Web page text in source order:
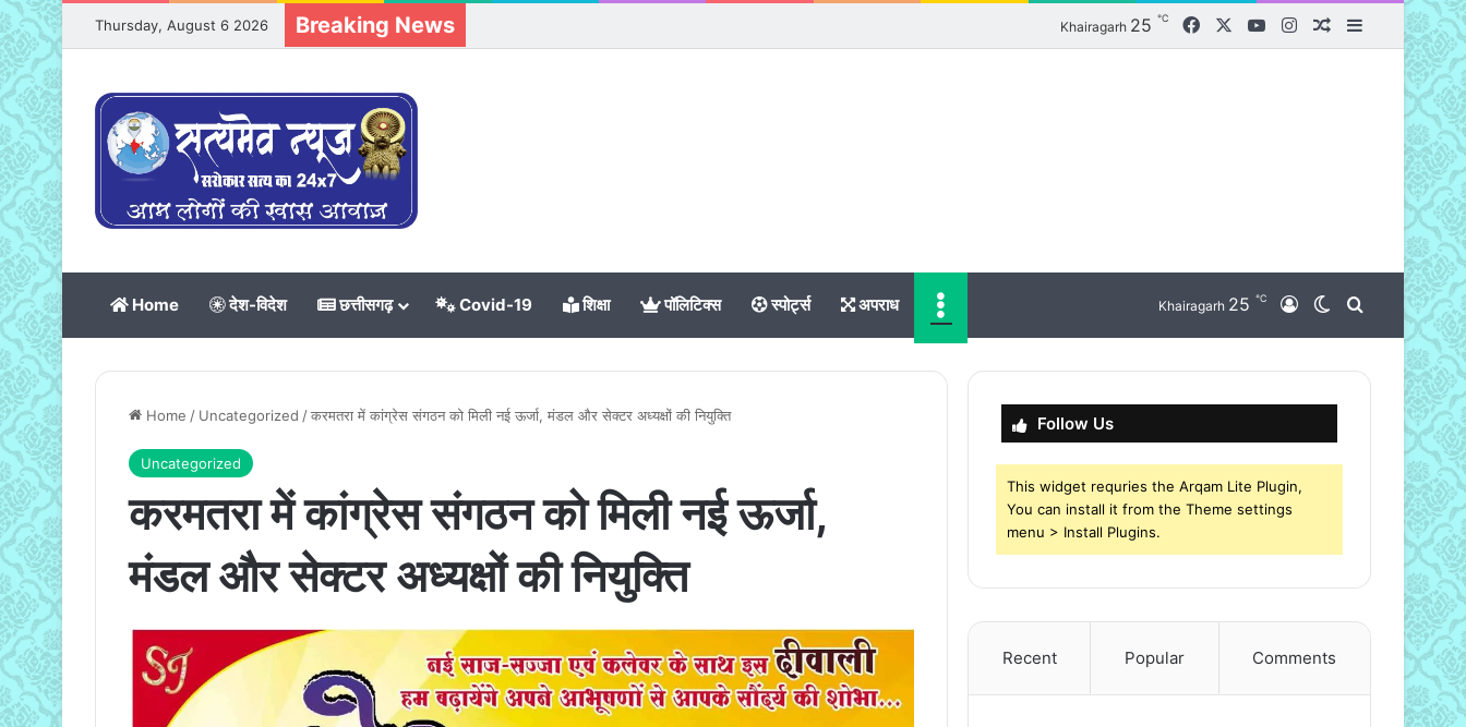
Thursday, August 6 2026 Breaking News Khairagarh 25 ℃ FacebookYouTubeInstagramRandom Article
Sidebar
Home देश-विदेश छत्तीसगढ़ Covid-19 शिक्षा पॉलिटिक्स स्पोर्ट्स अपराध Khairagarh 25 ℃ Log InSwitch skin
Search for
Home / Uncategorized /करमतरा में कांग्रेस संगठन को मिली नई ऊर्जा, मंडल और सेक्टर अध्यक्षों की नियुक्ति
Uncategorized
करमतरा में कांग्रेस संगठन को मिली नई ऊर्जा,
मंडल और सेक्टर अध्यक्षों की नियुक्ति
Follow Us
This widget requries the Arqam Lite Plugin,
You can install it from the Theme settings
menu > Install Plugins.
Recent Popular Comments